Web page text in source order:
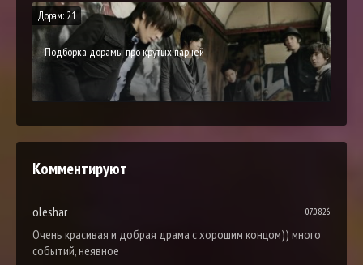
Дорам: 21
Подборка дорамы про крутых парней
Комментируют
oleshar 07.08.26
Очень красивая и добрая драма с хорошим концом)) много
событий, неявное